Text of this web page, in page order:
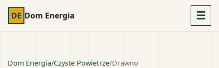
DE Dom Energia ☰
Dom Energia/Czyste Powietrze/Drawno